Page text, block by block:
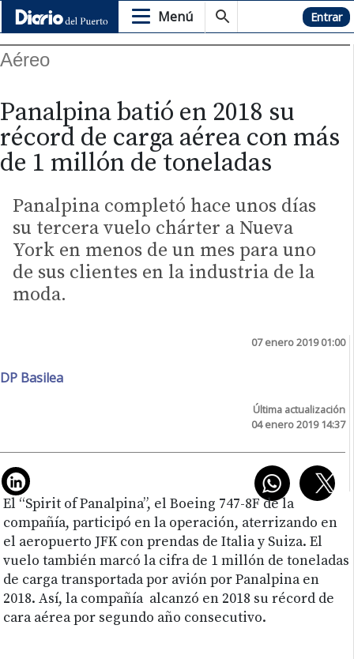
Menú Hemeroteca Entrar
Aéreo
Panalpina batió en 2018 su
récord de carga aérea con más
de 1 millón de toneladas
Panalpina completó hace unos días
su tercera vuelo chárter a Nueva
York en menos de un mes para uno
de sus clientes en la industria de la
moda.
07 enero 2019 01:00
DP Basilea
Última actualización
04 enero 2019 14:37
El “Spirit of Panalpina”, el Boeing 747-8F de la
compañía, participó en la operación, aterrizando en
el aeropuerto JFK con prendas de Italia y Suiza. El
vuelo también marcó la cifra de 1 millón de toneladas
de carga transportada por avión por Panalpina en
2018. Así, la compañía alcanzó en 2018 su récord de
cara aérea por segundo año consecutivo.